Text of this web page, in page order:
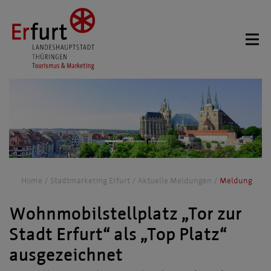
Home Stadtmarketing Erfurt Aktuelle Meldungen Meldung
Wohnmobilstellplatz „Tor zur
Stadt Erfurt“ als „Top Platz“
ausgezeichnet